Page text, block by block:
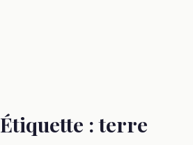
Étiquette :terre